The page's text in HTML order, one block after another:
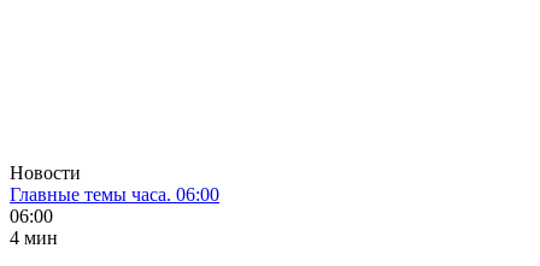
Новости
Главные темы часа. 06:00
06:00
4 мин